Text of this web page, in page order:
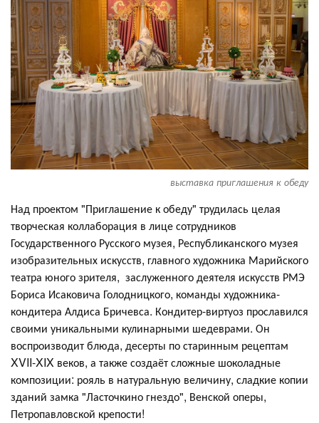
выставка приглашения к обеду
Над проектом "Приглашение к обеду" трудилась целая
творческая коллаборация в лице сотрудников
Государственного Русского музея, Республиканского музея
изобразительных искусств, главного художника Марийского
театра юного зрителя, заслуженного деятеля искусств РМЭ
Бориса Исаковича Голодницкого, команды художника-
кондитера Алдиса Бричевса. Кондитер-виртуоз прославился
своими уникальными кулинарными шедеврами. Он
воспроизводит блюда, десерты по старинным рецептам
XVII-XIX веков, а также создаёт сложные шоколадные
композиции: рояль в натуральную величину, сладкие копии
зданий замка "Ласточкино гнездо", Венской оперы,
Петропавловской крепости!